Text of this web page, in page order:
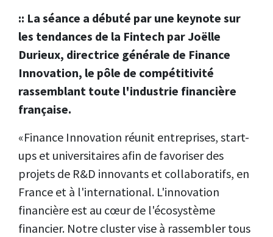
:: La séance a débuté par une keynote sur
les tendances de la Fintech par Joëlle
Durieux, directrice générale de Finance
Innovation, le pôle de compétitivité
rassemblant toute l'industrie financière
française.
«Finance Innovation réunit entreprises, start-
ups et universitaires afin de favoriser des
projets de R&D innovants et collaboratifs, en
France et à l'international. L'innovation
financière est au cœur de l'écosystème
financier. Notre cluster vise à rassembler tous